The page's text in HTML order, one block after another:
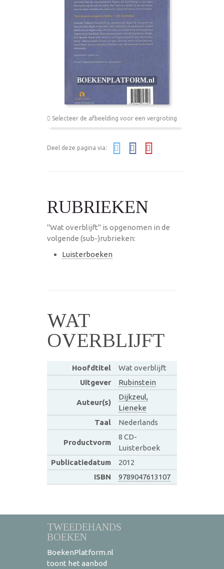
Selecteer de afbeelding voor een vergroting
Deel deze pagina via:
RUBRIEKEN
"Wat overblijft" is opgenomen in de
volgende (sub-)rubrieken:
Luisterboeken
WAT
OVERBLIJFT
Hoofdtitel
Wat overblijft
Uitgever
Rubinstein
Auteur(s)
Dijkzeul,
Lieneke
Taal
Nederlands
Productvorm
8 CD-
Luisterboek
Publicatiedatum
2012
ISBN
9789047613107
TWEEDEHANDS
BOEKEN
BoekenPlatform.nl
toont het aanbod